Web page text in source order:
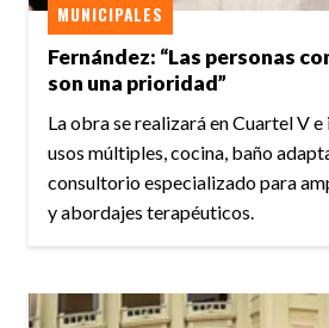
Fernández: “Las personas
son una prioridad”
MUNICIPALES
La obra se realizará en Cuartel V
usos múltiples, cocina, baño
consultorio especializado para
y abordajes terapéuticos.